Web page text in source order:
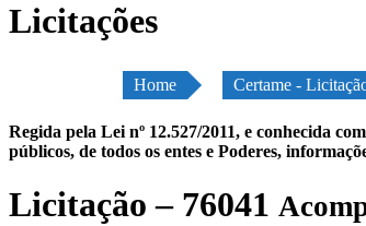
Licitações
Home Certame -
Regida pela Lei nº 12.527/2011, e conhecida
públicos, de todos os entes e Poderes,
Licitação – 76041